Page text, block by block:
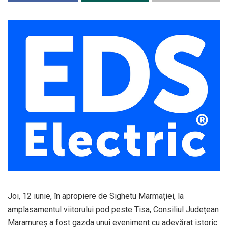
Joi, 12 iunie, în apropiere de Sighetu Marmației, la
amplasamentul viitorului pod peste Tisa, Consiliul Județean
Maramureș a fost gazda unui eveniment cu adevărat istoric: